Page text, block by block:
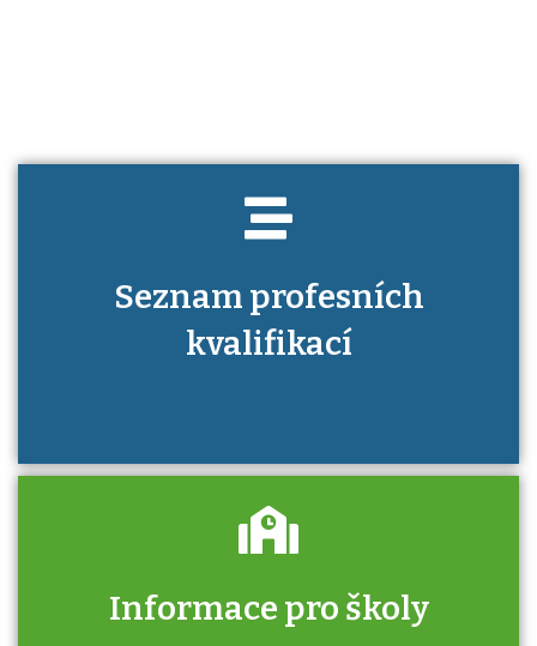
Seznam profesních
kvalifikací
Informace pro školy
Zjistěte, jak se přihlásit ke zkoušce a kde